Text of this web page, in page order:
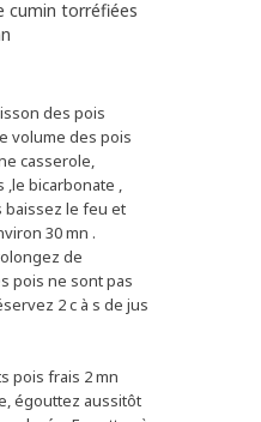
cumin torréfiées
des pois
volume des pois
casserole,
,le bicarbonate ,
baissez le feu et
30 mn .
de
pois ne sont pas
2 c à s de jus
pois frais 2 mn
égouttez aussitôt